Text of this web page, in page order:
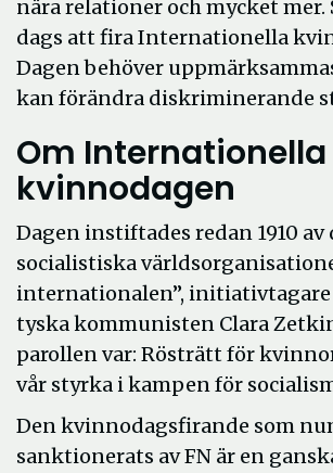
nära relationer och mycket mer.
dags att fira Internationella
Dagen behöver
kan förändra diskriminerande
Om Internationella
kvinnodagen
Dagen instiftades redan 1910 av
socialistiska
internationalen”, initiativtagare
tyska kommunisten Clara
parollen var: Rösträtt för
vår styrka i kampen för
Den kvinnodagsfirande som
sanktionerats av FN är en